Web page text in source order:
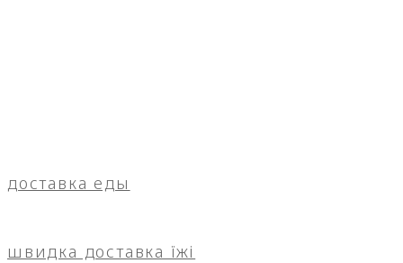
доставка еды
швидка доставка їжі